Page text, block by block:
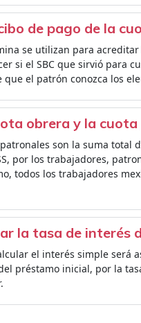
de pago de la
se utilizan para
si el SBC que sirvió para
el patrón conozca los
obrera y la
son la suma
por los trabajadores,
todos los trabajadores
la tasa de interés
el interés simple será
préstamo inicial, por la